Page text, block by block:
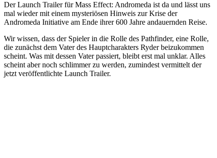
Der Launch Trailer für Mass Effect: Andromeda ist da und lässt uns
mal wieder mit einem mysteriösen Hinweis zur Krise der
Andromeda Initiative am Ende ihrer 600 Jahre andauernden Reise.
Wir wissen, dass der Spieler in die Rolle des Pathfinder, eine Rolle,
die zunächst dem Vater des Hauptcharakters Ryder beizukommen
scheint. Was mit dessen Vater passiert, bleibt erst mal unklar. Alles
scheint aber noch schlimmer zu werden, zumindest vermittelt der
jetzt veröffentlichte Launch Trailer.